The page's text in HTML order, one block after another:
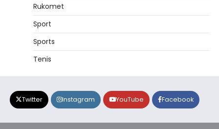
Rukomet
Sport
Sports
Tenis
Twitter Instagram YouTube Facebook